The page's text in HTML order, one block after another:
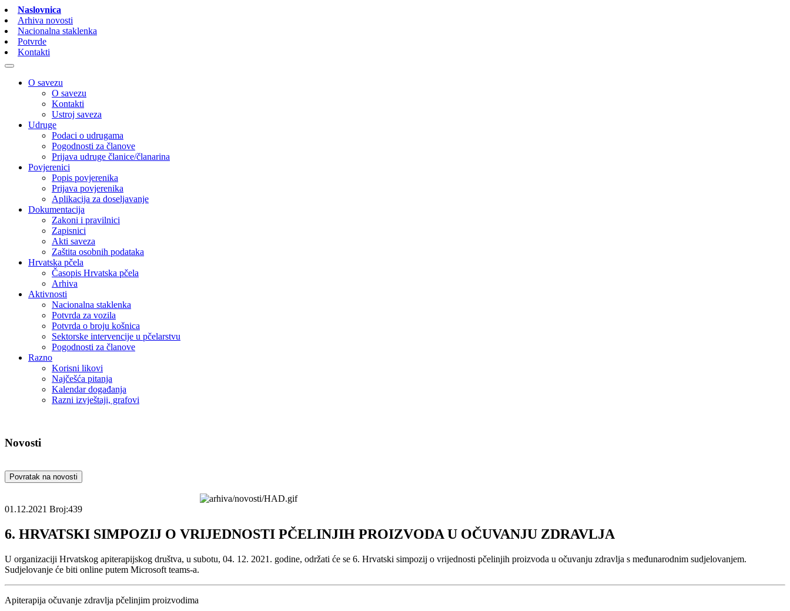
Naslovnica
Arhiva novosti
Nacionalna staklenka
Potvrde
Kontakti
O savezu
O savezu
Kontakti
Ustroj saveza
Udruge
Podaci o udrugama
Pogodnosti za članove
Prijava udruge članice/članarina
Povjerenici
Popis povjerenika
Prijava povjerenika
Aplikacija za doseljavanje
Dokumentacija
Zakoni i pravilnici
Zapisnici
Akti saveza
Zaštita osobnih podataka
Hrvatska pčela
Časopis Hrvatska pčela
Arhiva
Aktivnosti
Nacionalna staklenka
Potvrda za vozila
Potvrda o broju košnica
Sektorske intervencije u pčelarstvu
Pogodnosti za članove
Razno
Korisni likovi
Najčešća pitanja
Kalendar događanja
Razni izvještaji, grafovi
Novosti
Povratak na novosti
01.12.2021 Broj:439
6. HRVATSKI SIMPOZIJ O VRIJEDNOSTI PČELINJIH PROIZVODA U OČUVANJU ZDRAVLJA
U organizaciji Hrvatskog apiterapijskog društva, u subotu, 04. 12. 2021. godine, održati će se 6. Hrvatski simpozij o vrijednosti pčelinjih proizvoda u očuvanju zdravlja s međunarodnim sudjelovanjem.
Sudjelovanje će biti online putem Microsoft teams-a.
Apiterapija očuvanje zdravlja pčelinjim proizvodima